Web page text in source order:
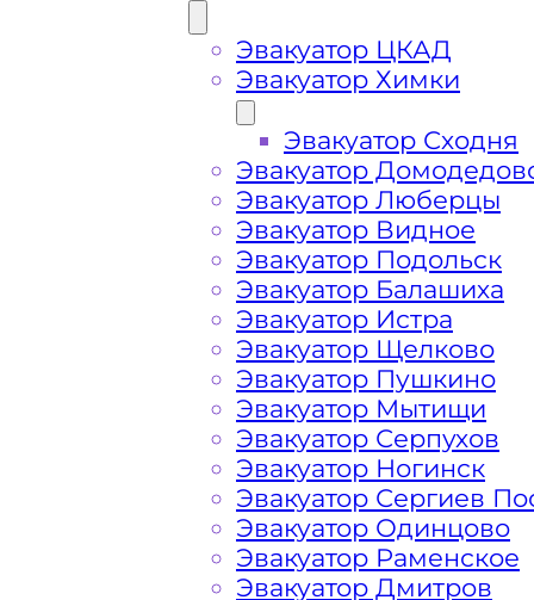
Как перевезти
Зеленограде?
Перевозка автомобиля по
Эвакуатор ЦКАД
Эвакуатор Химки
Эвакуатор Сходня
Эвакуатор
Эвакуатор Люберцы
Эвакуатор Видное
Эвакуатор Подольск
Эвакуатор Балашиха
Эвакуатор Истра
Эвакуатор Щелково
Эвакуатор Пушкино
Эвакуатор Мытищи
Эвакуатор Серпухов
Эвакуатор Ногинск
Эвакуатор Сергиев
Эвакуатор Одинцово
Эвакуатор Раменское
Эвакуатор Дмитров